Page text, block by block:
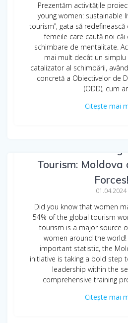
Prezentăm activitățile
young women: sustainable
tourism”, gata să
femeile care caută noi căi
schimbare de mentalitate.
mai mult decât un
catalizator al schimbării,
concretă a Obiectivelor de
(ODD), cum
Citește mai
Tourism: Moldova
Forces!
01.04.2024
Did you know that women
54% of the global tourism
tourism is a major source
women around the world!
important statistic, the
initiative is taking a bold step
leadership within the
comprehensive training
Citește mai